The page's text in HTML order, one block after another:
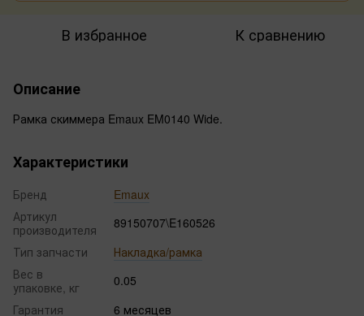
В избранное К сравнению
Описание
Рамка скиммера Emaux EM0140 Wide.
Характеристики
Бренд
Emaux
Артикул
производителя
89150707\E160526
Тип запчасти
Накладка/рамка
Вес в
упаковке, кг
0.05
Гарантия
6 месяцев